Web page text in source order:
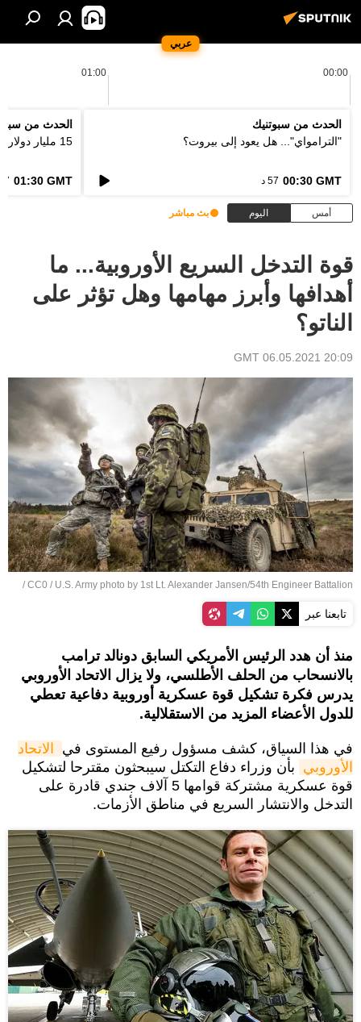
عربي
00:00
01:00
الحدث من سبوتنيك
"الترامواي"... هل يعود إلى بيروت؟
00:30 GMT 57 د
الحدث من
15 مليار دولار... كيف ستعالج اوروبا فاتورة الحرائق؟
01:30 GMT
57
أمس اليوم بث مباشر
قوة التدخل السريع الأوروبية... ما
أهدافها وأبرز مهامها وهل تؤثر على
الناتو؟
20:09 GMT 06.05.2021
CC0 / U.S. Army photo by 1st Lt. Alexander Jansen/54th Engineer Battalion
/
تابعنا عبر
منذ أن هدد الرئيس الأمريكي السابق دونالد ترامب
بالانسحاب من الحلف الأطلسي، ولا يزال الاتحاد الأوروبي
يدرس فكرة تشكيل قوة عسكرية أوروبية دفاعية تعطي
للدول الأعضاء المزيد من الاستقلالية.
في هذا السياق، كشف مسؤول رفيع المستوى في
الأوروبي بأن وزراء دفاع التكتل سيبحثون مقترحا لتشكيل
قوة عسكرية مشتركة قوامها 5 آلاف جندي قادرة على
التدخل والانتشار السريع في مناطق الأزمات.